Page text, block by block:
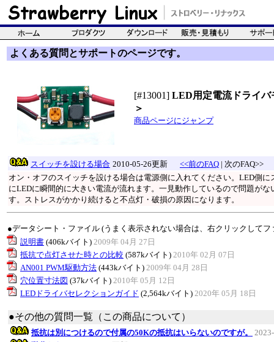
よくある質問とサポートのページです。
[#13001] LED用定電流ドライバ
＞
商品ページにジャンプ
スイッチを設ける場合 2010-05-26更新 <<前のFAQ | 次のFAQ>>
オン・オフのスイッチを設ける場合は電源側に入れてください。LED側
にLEDに瞬間的に大きい電流が流れます。一見動作しているので問題が
す。ストレスがかかり続けると不点灯・破損の原因になります。
●データシート・ファイル (うまく表示されない場合は、右クリックして
説明書 (406kバイト) 2009年 04月 27日
抵抗で点灯させた時との比較 (587kバイト) 2010年 02月 07日
AN001 PWM駆動方法 (443kバイト) 2009年 04月 28日
穴位置寸法図 (37kバイト) 2010年 05月 12日
LEDドライバセレクションガイド (2,564kバイト) 2020年 05月 18日
●その他の質問一覧（この商品について）
抵抗は別につけるので付属の50Kの抵抗はいらないのですが。